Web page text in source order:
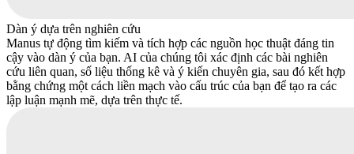
Dàn ý dựa trên nghiên cứu
Manus tự động tìm kiếm và tích hợp các nguồn học thuật đáng tin
cậy vào dàn ý của bạn. AI của chúng tôi xác định các bài nghiên
cứu liên quan, số liệu thống kê và ý kiến chuyên gia, sau đó kết hợp
bằng chứng một cách liền mạch vào cấu trúc của bạn để tạo ra các
lập luận mạnh mẽ, dựa trên thực tế.